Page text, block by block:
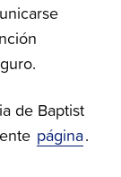
de Baptist
página.